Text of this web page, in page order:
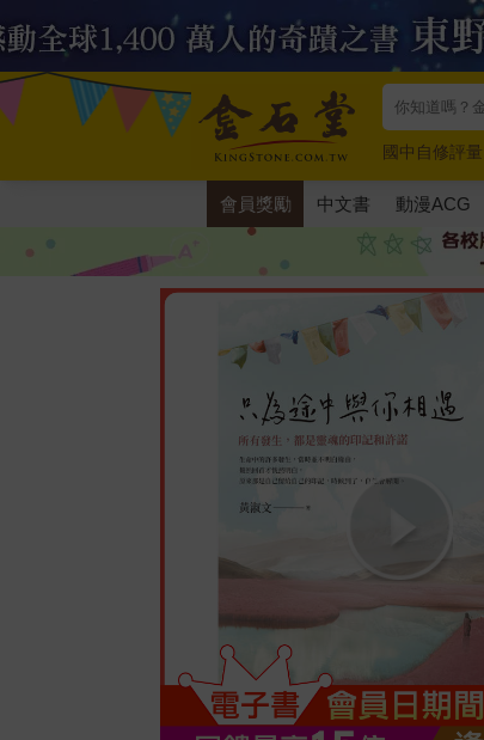
國中自修評量
唯紅花綻放
會員獎勵 中文書 動漫ACG